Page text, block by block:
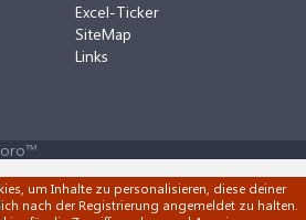
Excel-Ticker
SiteMap
Links
um Inhalte zu personalisieren, diese deiner
nach der Registrierung angemeldet zu halten.